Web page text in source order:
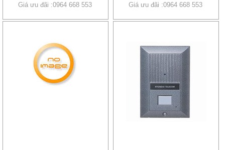
Giá ưu đãi :0964 668 553
Giá ưu đãi :0964 668 553